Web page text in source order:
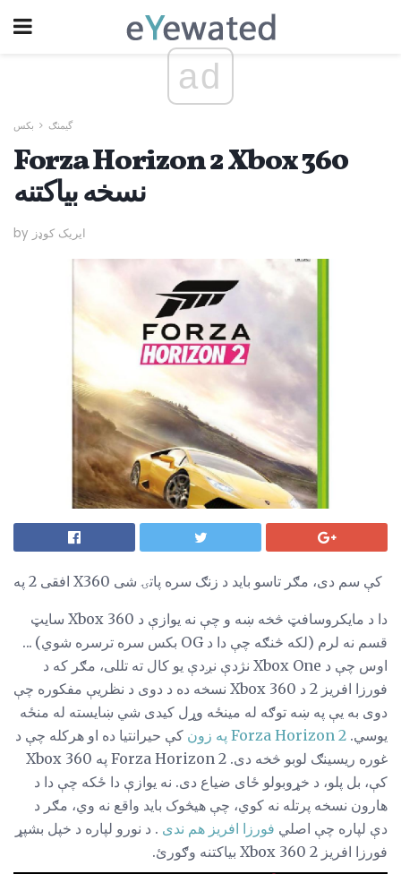
ad
گیمنګ بکس
Forza Horizon 2 Xbox 360
نسخه بیاکتنه
by ایریک کوډز
افقی 2 په X360 کې سم دی، مګر تاسو باید د زنګ سره پاتۍ شی
دا د مایکروسافټ څخه ښه و چې نه یوازې د Xbox 360 سایټ
قسم نه لرم (لکه څنګه چې دا د OG بکس سره ترسره شوي) ...
اوس چې د Xbox One نژدې نږدې یو کال ته تللی، مګر که د
فورزا افریز 2 د Xbox 360 نسخه ده د دوی د نظریې مفکوره چې
دوی به یې په ښه توګه له مینځه وړل کیدی شي ښایسته له منځه
یوسي. Forza Horizon 2 په زون
کې حیرانتیا ده او هرکله چې د
غوره ریسینګ لوبو څخه دی. Forza Horizon 2 په Xbox 360
کې، بل پلو، د خړوبولو ځای ضیاع دی. نه یوازې دا ځکه چې دا د
هارون نسخه پرتله نه کوي، چې هیڅوک باید واقع نه وي، مګر د
دې لپاره چې اصلي فورزا افریز هم ندی . د نورو لپاره د خپل بشپړ
فورزا افریز 2 Xbox 360 بیاکتنه وګورئ.